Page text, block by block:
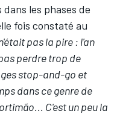
les phases de
fois constaté au
pas la pire : l'an
perdre trop de
stop-and-go et
dans ce genre de
C'est un peu la